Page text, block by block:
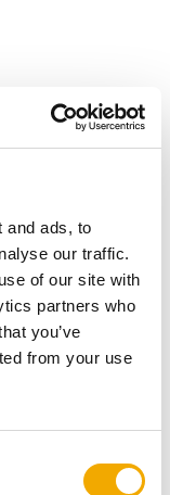
and ads, to
our traffic.
of our site with
partners who
you’ve
from your use
til nordiske
tests hos
et inderrør i
i varmforzinket
Den
af